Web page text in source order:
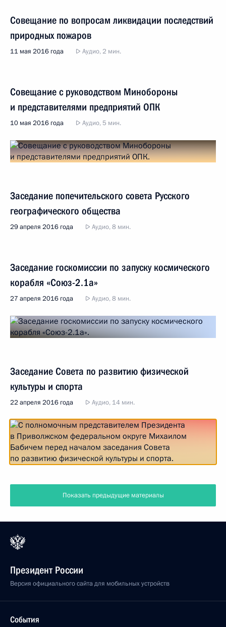
Совещание по вопросам ликвидации последствий
природных пожаров
11 мая 2016 года Аудио, 2 мин.
Совещание с руководством Минобороны
и представителями предприятий ОПК
10 мая 2016 года Аудио, 5 мин.
Заседание попечительского совета Русского
географического общества
29 апреля 2016 года Аудио, 8 мин.
Заседание госкомиссии по запуску космического
корабля «Союз-2.1а»
27 апреля 2016 года Аудио, 8 мин.
Заседание Совета по развитию физической
культуры и спорта
22 апреля 2016 года Аудио, 14 мин.
Показать предыдущие материалы
Президент России
Версия официального сайта для мобильных устройств
События